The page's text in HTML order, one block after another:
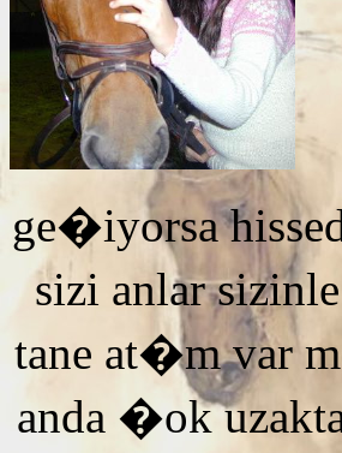
ge�iyorsa
sizi anlar
tane at�m var
anda �ok